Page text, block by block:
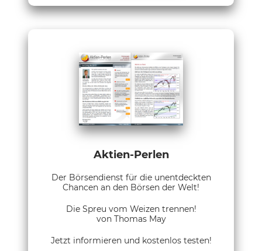
Aktien-Perlen
Der Börsendienst für die unentdeckten
Chancen an den Börsen der Welt!
Die Spreu vom Weizen trennen!
von Thomas May
Jetzt informieren und kostenlos testen!